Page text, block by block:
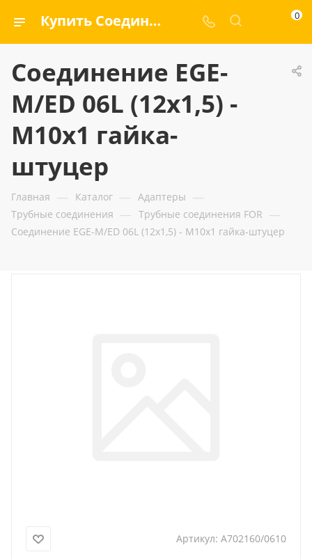
Купить Соединение EGE-M/ED 06L (12x1,5) - M10x1 гайка-штуцер — ООО «ГИДРАМАКС» 0
Соединение EGE-
M/ED 06L (12x1,5) -
M10x1 гайка-
штуцер
Главная — Каталог — Адаптеры —
Трубные соединения — Трубные соединения FOR —
Соединение EGE-M/ED 06L (12x1,5) - M10x1 гайка-штуцер
Артикул: A702160/0610